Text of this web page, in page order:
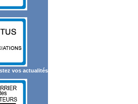
vos actualités